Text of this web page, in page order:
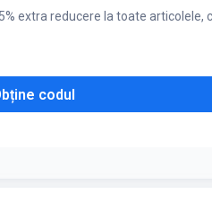
extra reducere la toate
codul